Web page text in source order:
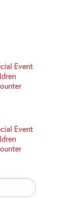
Event
Event